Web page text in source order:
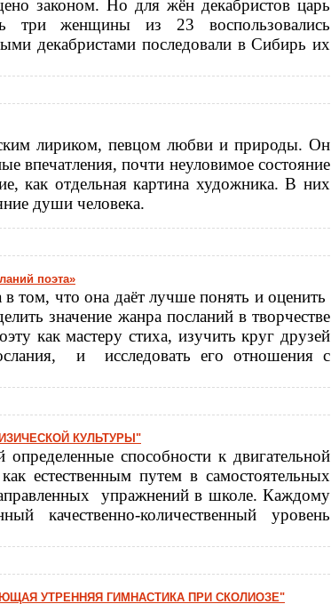
законом. Но для жён декабристов царь
три женщины из 23 воспользовались
декабристами по­следовали в Сибирь их
лириком, певцом любви и природы. Он
впечатления, почти неуловимое состояние
как отдельная картина художника. В них
души человека.
поэта»
в том, что она даёт лучше понять и оценить
значение жанра посланий в творчестве
как мастеру стиха, изучить круг друзей
и
исследовать его отношения с
КУЛЬТУРЫ"
определенные способности к двигательной
естественным путем в самостоятельных
упражнений в школе. Каждому
качественно-количественный уровень
УТРЕННЯЯ ГИМНАСТИКА ПРИ СКОЛИОЗЕ"